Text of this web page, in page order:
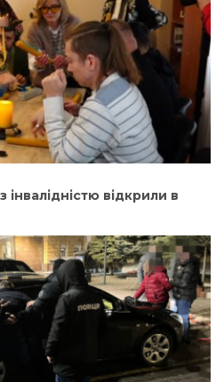
інвалідністю відкрили в